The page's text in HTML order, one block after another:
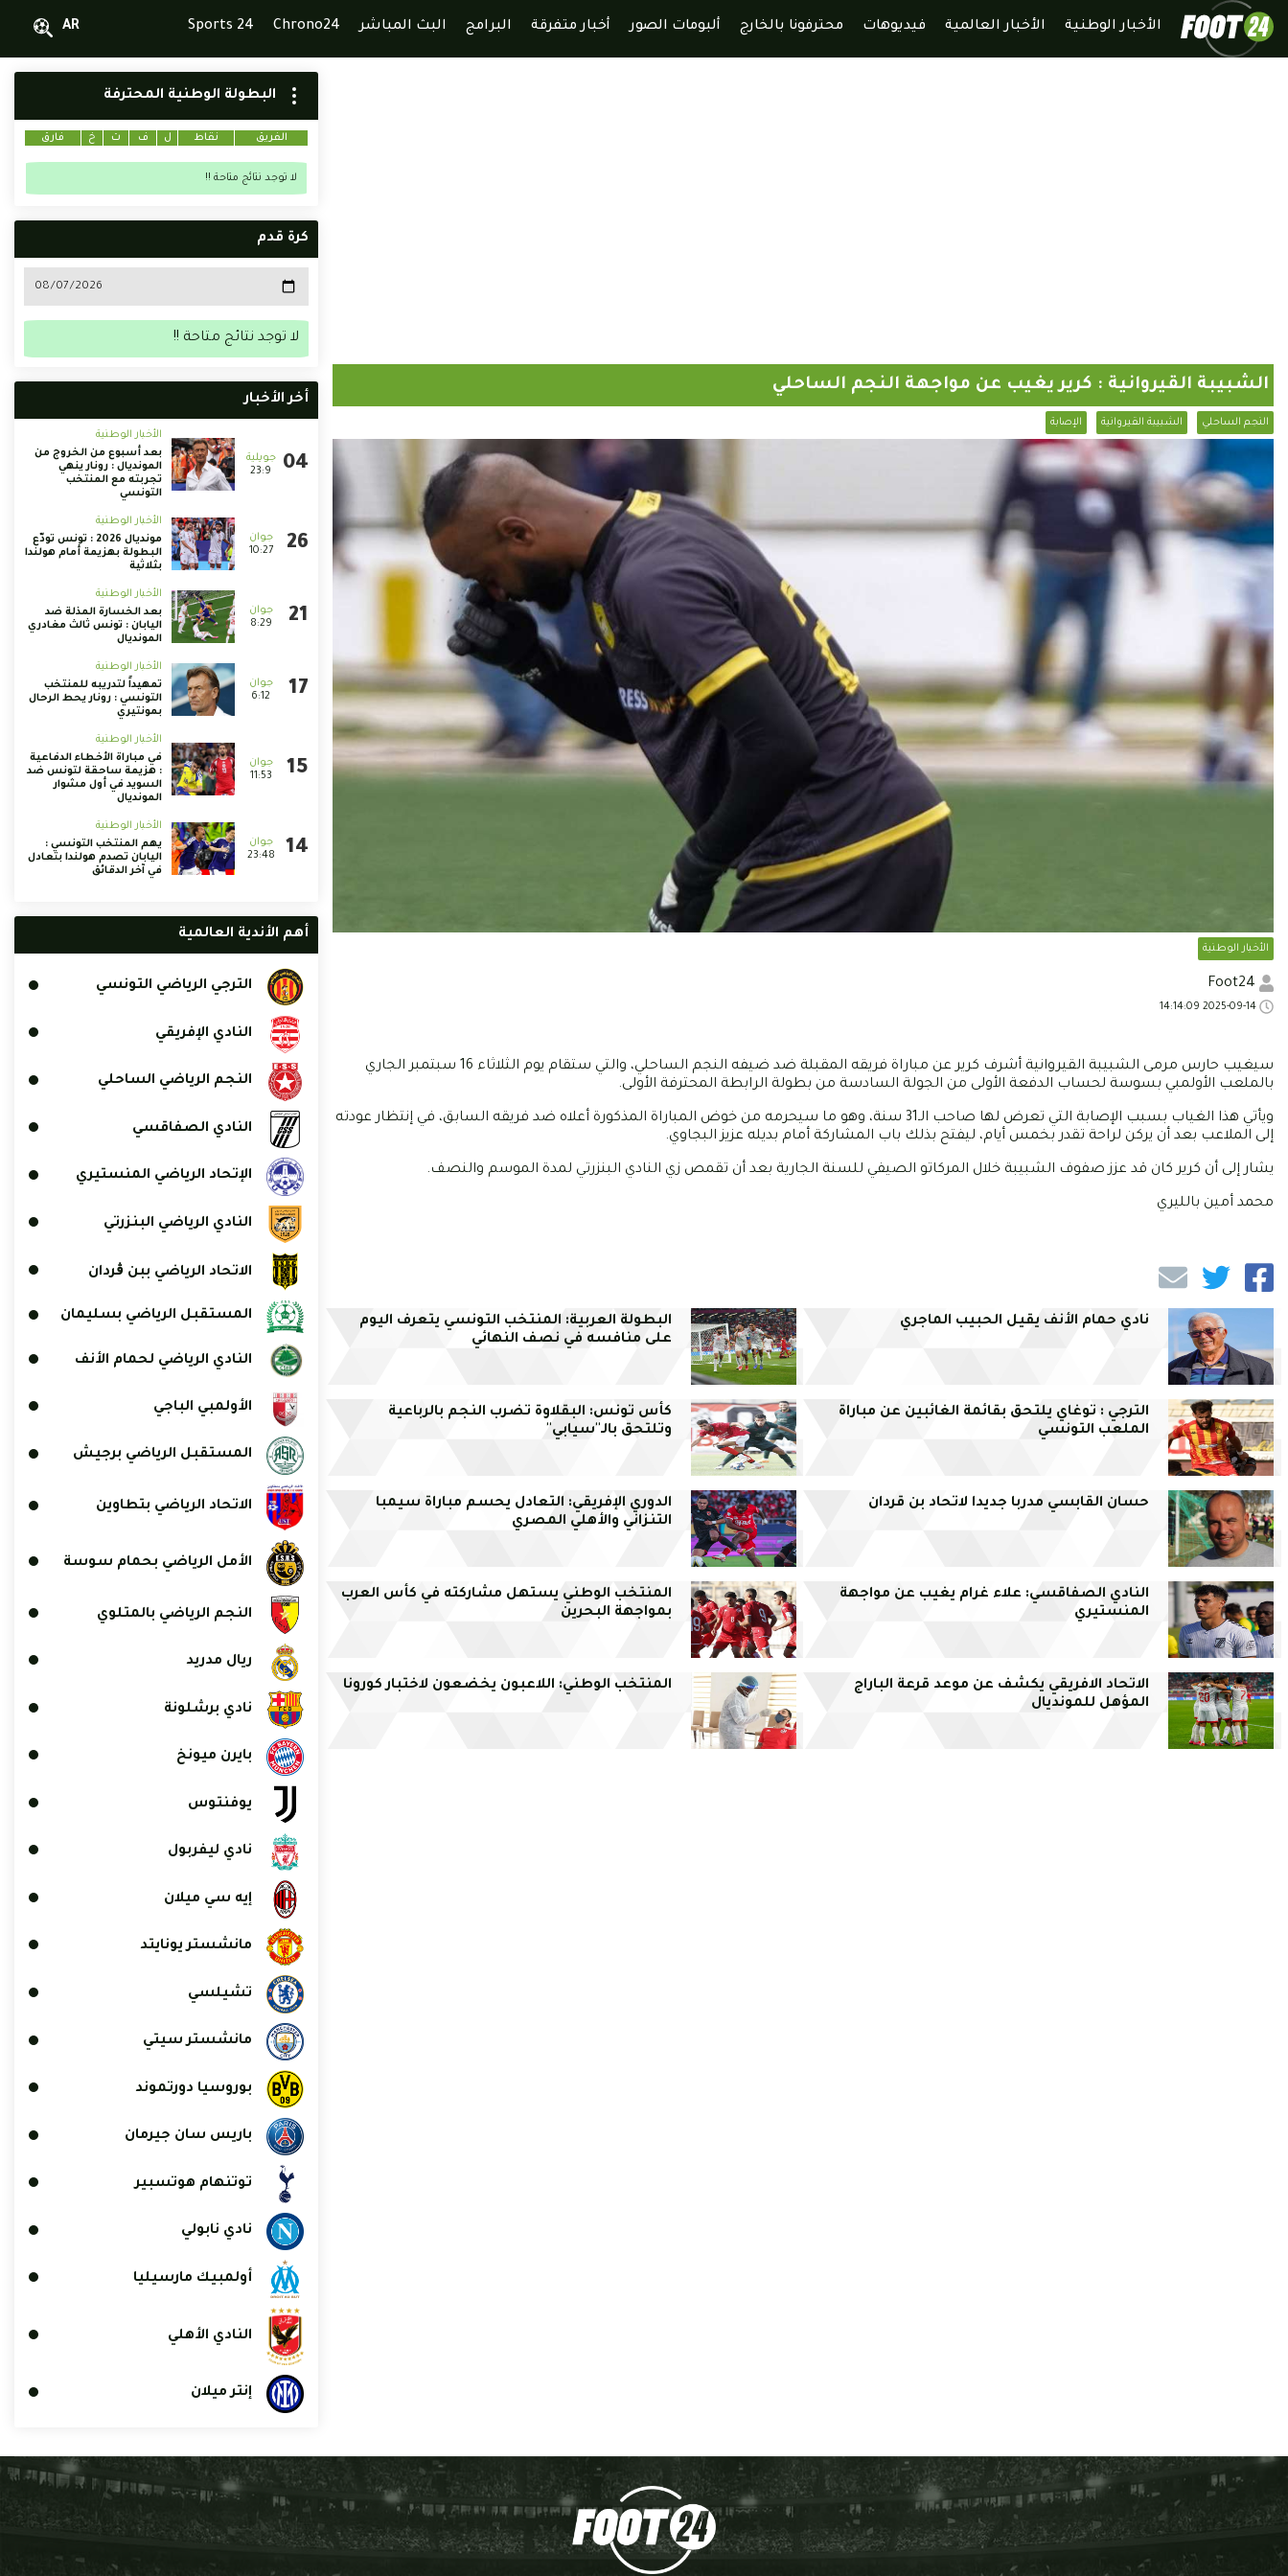
الأخبار الوطنية الأخبار العالمية فيديوهات محترفونا بالخارج ألبومات الصور أخبار متفرقة البرامج البث المباشر Chrono24
Sports 24
AR
الشبيبة القيروانية : كرير يغيب عن مواجهة النجم الساحلي
النجم الساحلي الشبيبة القيروانية الإصابة
الأخبار الوطنية
سيغيب حارس مرمى الشبيبة القيروانية أشرف كرير عن مباراة فريقه المقبلة ضد ضيفه النجم الساحلي، والتي ستقام يوم الثلاثاء 16 سبتمبر الجاري
بالملعب الأولمبي بسوسة لحساب الدفعة الأولى من الجولة السادسة من بطولة الرابطة المحترفة الأولى.
ويأتي هذا الغياب بسبب الإصابة التي تعرض لها صاحب الـ31 سنة، وهو ما سيحرمه من خوض المباراة المذكورة أعلاه ضد فريقه السابق، في إنتظار عودته
إلى الملاعب بعد أن يركن لراحة تقدر بخمس أيام، ليفتح بذلك باب المشاركة أمام بديله عزيز البجاوي.
يشار إلى أن كرير كان قد عزز صفوف الشبيبة خلال المركاتو الصيفي للسنة الجارية بعد أن تقمص زي النادي البنزرتي لمدة الموسم والنصف.
محمد أمين بالليري
نادي حمام الأنف يقيل الحبيب الماجري
البطولة العربية: المنتخب التونسي يتعرف اليوم
على منافسه في نصف النهائي
الترجي : توغاي يلتحق بقائمة الغائبين عن مباراة
الملعب التونسي
كأس تونس: البقلاوة تضرب النجم بالرباعية
وتلتحق بالـ''سيابي''
حسان القابسي مدربا جديدا لاتحاد بن قردان
الدوري الإفريقي: التعادل يحسم مباراة سيمبا
التنزاني والأهلي المصري
النادي الصفاقسي: علاء غرام يغيب عن مواجهة
المنستيري
المنتخب الوطني يستهل مشاركته في كأس العرب
بمواجهة البحرين
الاتحاد الافريقي يكشف عن موعد قرعة الباراج
المؤهل للمونديال
المنتخب الوطني: اللاعبون يخضعون لاختبار كورونا
البطولة الوطنية المحترفة
الفريق نقاط ل ف ت خ فارق
لا توجد نتائج متاحة !!
كرة قدم
لا توجد نتائج متاحة !!
أخر الأخبار
23:9
الأخبار الوطنية
بعد أسبوع من الخروج من
المونديال : رونار ينهي
تجربته مع المنتخب
التونسي
10:27
الأخبار الوطنية
مونديال 2026 : تونس تودّع
البطولة بهزيمة أمام هولندا
بثلاثية
8:29
الأخبار الوطنية
بعد الخسارة المذلة ضد
اليابان : تونس ثالث مغادري
المونديال
6:12
الأخبار الوطنية
تمهيداً لتدريبه للمنتخب
التونسي : رونار يحط الرحال
بمونتيري
11:53
الأخبار الوطنية
في مباراة الأخطاء الدفاعية
: هزيمة ساحقة لتونس ضد
السويد في أول مشوار
المونديال
23:48
الأخبار الوطنية
يهم المنتخب التونسي :
اليابان تصدم هولندا بتعادل
في آخر الدقائق
أهم الأندية العالمية
الترجي الرياضي التونسي
النادي الإفريقي
النجم الرياضي الساحلي
النادي الصفاقسي
الإتحاد الرياضي المنستيري
النادي الرياضي البنزرتي
الاتحاد الرياضي ببن ڨردان
المستقبل الرياضي بسليمان
النادي الرياضي لحمام الأنف
الأولمبي الباجي
المستقبل الرياضي برجيش
الاتحاد الرياضي بتطاوين
الأمل الرياضي بحمام سوسة
النجم الرياضي بالمتلوي
ريال مدريد
نادي برشلونة
بايرن ميونخ
يوفنتوس
نادي ليفربول
إيه سي ميلان
مانشستر يونايتد
تشيلسي
مانشستر سيتي
بوروسيا دورتموند
باريس سان جيرمان
توتنهام هوتسبير
نادي نابولي
أولمبيك مارسيليا
النادي الأهلي
إنتر ميلان